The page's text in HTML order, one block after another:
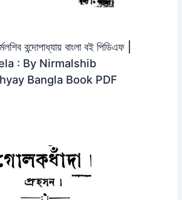
বন্দোপাধ্যায় বাংলা বই পিডিএফ |
: By Nirmalshib
Bangla Book PDF